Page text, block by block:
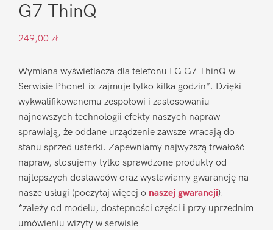
G7 ThinQ
249,00 zł
Wymiana wyświetlacza dla telefonu LG G7 ThinQ w
Serwisie PhoneFix zajmuje tylko kilka godzin*. Dzięki
wykwalifikowanemu zespołowi i zastosowaniu
najnowszych technologii efekty naszych napraw
sprawiają, że oddane urządzenie zawsze wracają do
stanu sprzed usterki. Zapewniamy najwyższą trwałość
napraw, stosujemy tylko sprawdzone produkty od
najlepszych dostawców oraz wystawiamy gwarancję na
nasze usługi (poczytaj więcej o naszej gwarancji).
*zależy od modelu, dostepności części i przy uprzednim
umówieniu wizyty w serwisie